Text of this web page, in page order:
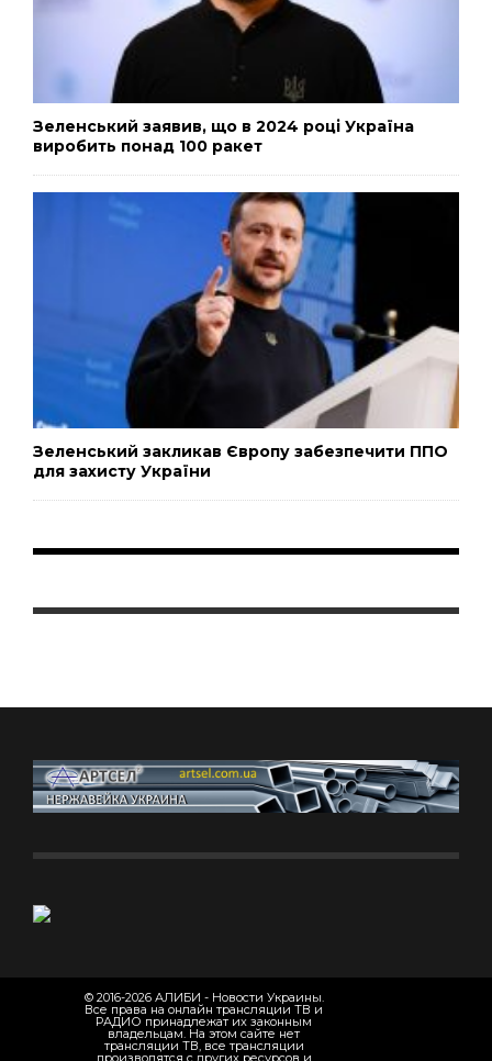
Зеленський заявив, що в 2024 році Україна
виробить понад 100 ракет
Зеленський закликав Європу забезпечити ППО
для захисту України
© 2016-2026 АЛИБИ - Новости Украины.
Все права на онлайн трансляции ТВ и
РАДИО принадлежат их законным
владельцам. На этом сайте нет
трансляции ТВ, все трансляции